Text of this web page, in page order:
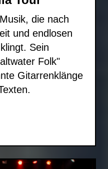
die nach
und endlosen
Sein
Folk"
Gitarrenklänge